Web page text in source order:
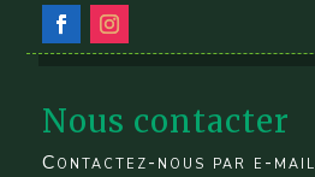
Nous contacter
Contactez-nous par e-mail